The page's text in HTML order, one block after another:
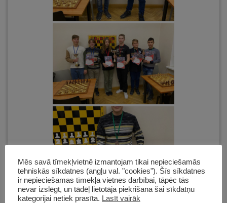
Mēs savā tīmekļvietnē izmantojam tikai nepieciešamās
tehniskās sīkdatnes (angļu val. "cookies"). Šīs sīkdatnes
ir nepieciešamas tīmekļa vietnes darbībai, tāpēc tās
nevar izslēgt, un tādēļ lietotāja piekrišana šai sīkdatņu
kategorijai netiek prasīta. Lasīt vairāk